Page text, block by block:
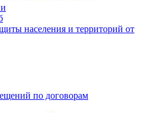
населения и территорий от
по договорам